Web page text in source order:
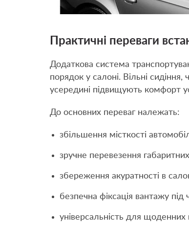
Практичні переваги
Додаткова система
порядок у салоні. Вільні сидіння,
усередині підвищують комфорт
До основних переваг належать:
збільшення місткості
зручне перевезення
збереження акуратності в
безпечна фіксація вантажу під
універсальність для щоденних